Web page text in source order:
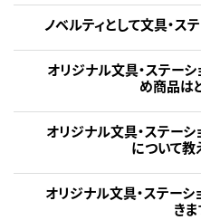
ノベルティとして文具・ス
オリジナル文具・ステー
め商品は
オリジナル文具・ステー
について教
オリジナル文具・ステー
き